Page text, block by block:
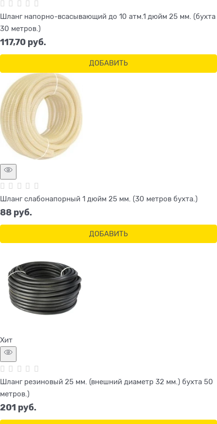
Шланг напорно-всасывающий до 10 атм.1 дюйм 25 мм. (бухта
30 метров.)
117,70 руб.
ДОБАВИТЬ
Шланг слабонапорный 1 дюйм 25 мм. (30 метров бухта.)
88 руб.
ДОБАВИТЬ
Хит
Шланг резиновый 25 мм. (внешний диаметр 32 мм.) бухта 50
метров.)
201 руб.